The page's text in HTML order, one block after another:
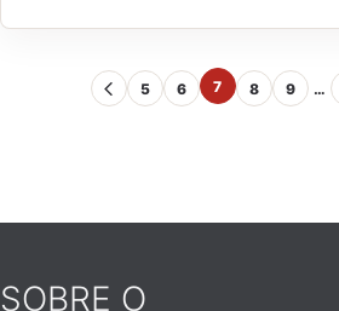
5 6 7 8 9 …
SOBRE O